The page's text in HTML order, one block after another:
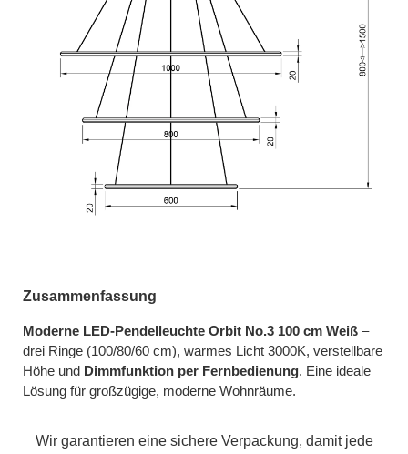
Zusammenfassung
Moderne LED-Pendelleuchte Orbit No.3 100 cm Weiß –
drei Ringe (100/80/60 cm), warmes Licht 3000K, verstellbare
Höhe und Dimmfunktion per Fernbedienung. Eine ideale
Lösung für großzügige, moderne Wohnräume.
Wir garantieren eine sichere Verpackung, damit jede